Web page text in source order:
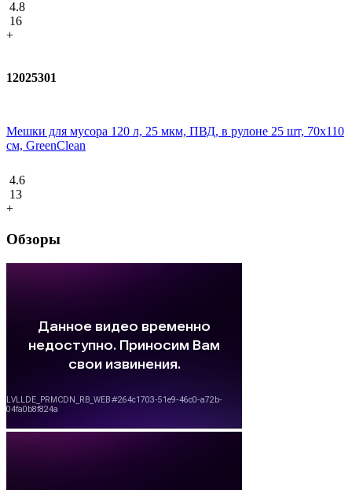
4.8
16
+
12025301
Мешки для мусора 120 л, 25 мкм, ПВД, в рулоне 25 шт, 70х110
см, GreenClean
4.6
13
+
Обзоры